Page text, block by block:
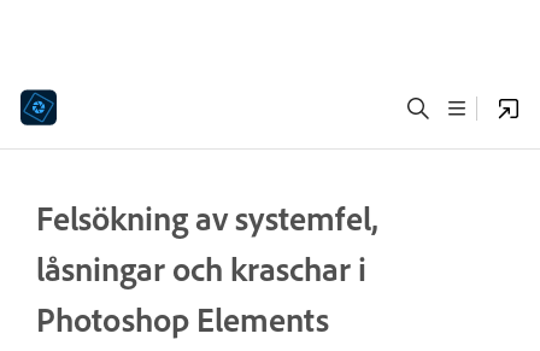
Felsökning av systemfel,
låsningar och kraschar i
Photoshop Elements